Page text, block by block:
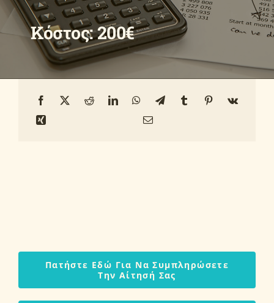
Μητρώα
Ανακοινώσεις
Κόστος: 200€
Πατήστε Εδώ Για Να Συμπληρώσετε
Την Αίτησή Σας